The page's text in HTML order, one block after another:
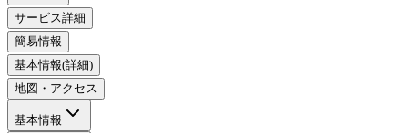
サービス詳細
簡易情報
基本情報(詳細)
地図・アクセス
基本情報